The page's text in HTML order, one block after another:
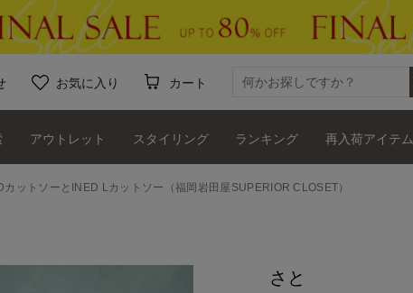
お気に入り カート
アウトレット スタイリング ランキング 再入荷アイテム
カットソーとINED Lカットソー（福岡岩田屋SUPERIOR CLOSET）
さと